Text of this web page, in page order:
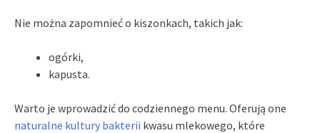
Nie można zapomnieć o kiszonkach, takich jak:
ogórki,
kapusta.
Warto je wprowadzić do codziennego menu. Oferują one
naturalne kultury bakterii kwasu mlekowego, które